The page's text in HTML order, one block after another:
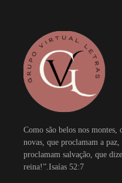
Como são belos nos montes,
novas, que proclamam a
proclamam salvação, que
reina!”.Isaías 52:7